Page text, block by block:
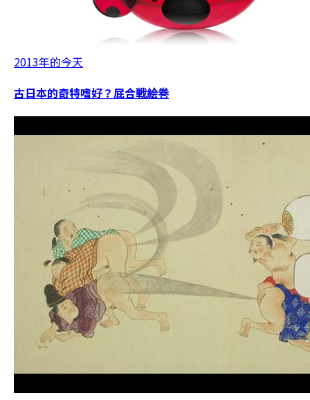
2013年的今天
古日本的奇特嗜好？屁合戦絵巻